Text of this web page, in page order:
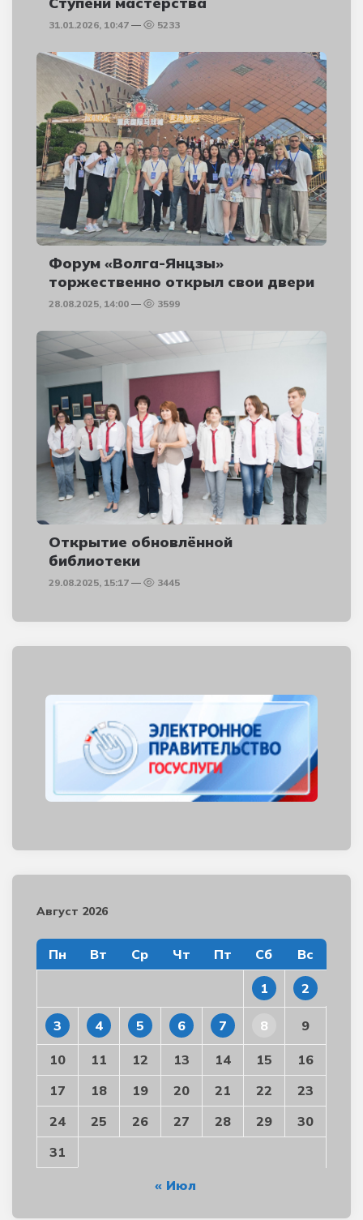
31.01.2026, 10:47 5233
Форум «Волга-Янцзы»
торжественно открыл свои двери
28.08.2025, 14:00 3599
Открытие обновлённой
библиотеки
29.08.2025, 15:17 3445
Август 2026
Пн Вт Ср Чт Пт Сб Вс
1 2
3 4 5 6 7 8 9
10 11 12 13 14 15
16
17
18 19 20 21 22
23
24
25 26 27 28 29
30
31
« Июл